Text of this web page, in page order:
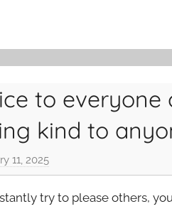
to everyone
kind to
11, 2025
y
J
try to please others,